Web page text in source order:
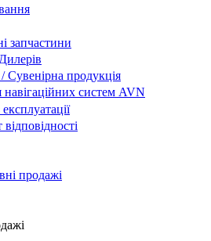
запчастини
Сувенірна продукція
систем AVN
продажі